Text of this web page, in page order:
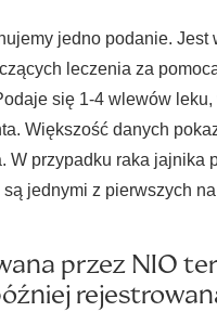
jedno podanie. Jest
leczenia za
się 1-4 wlewów
Większość danych
W przypadku raka jajnika
jednymi z pierwszych
przez NIO